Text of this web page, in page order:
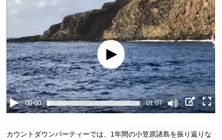
00:00 01:07
カウントダウンパーティーでは、1年間の小笠原諸島を振り返りな